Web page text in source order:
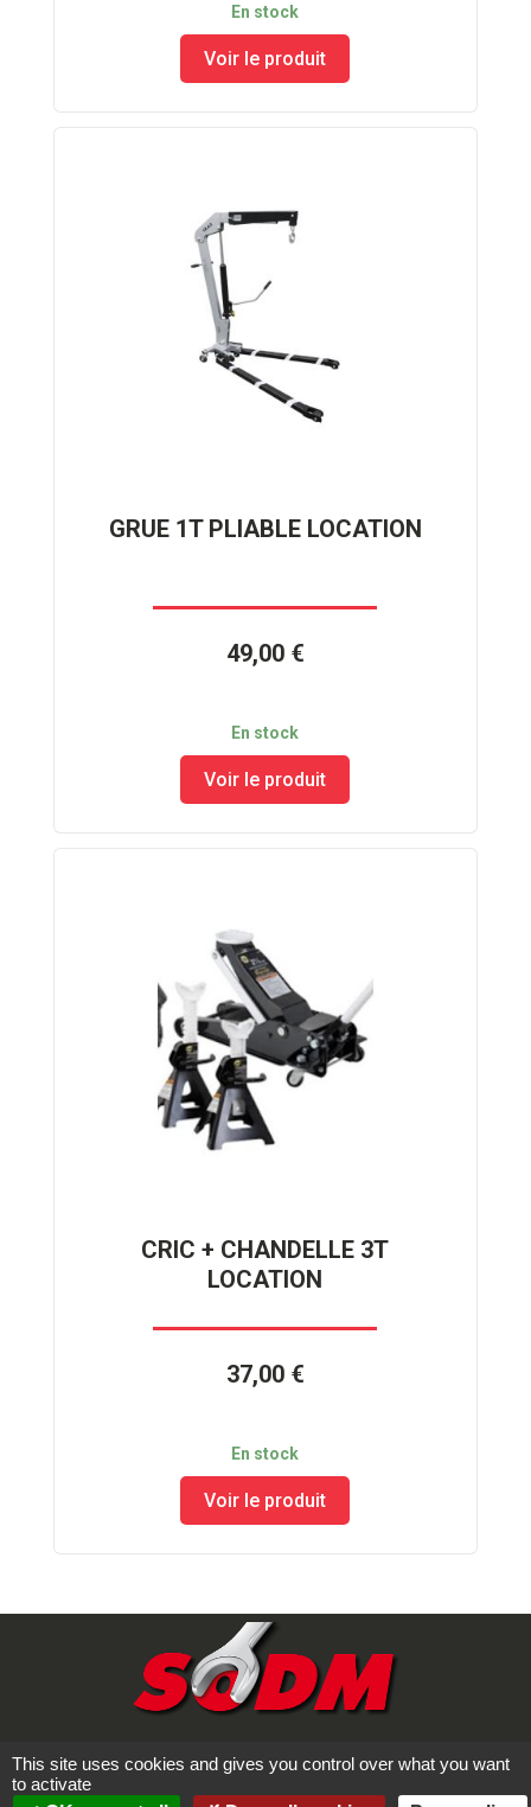
En stock
Voir le produit
GRUE 1T PLIABLE LOCATION
49,00 €
En stock
Voir le produit
CRIC + CHANDELLE 3T
LOCATION
37,00 €
En stock
Voir le produit
This site uses cookies and gives you control over what you want
to activate